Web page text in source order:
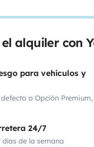
alquiler con
para vehículos y
o Opción Premium,
24/7
días de la semana